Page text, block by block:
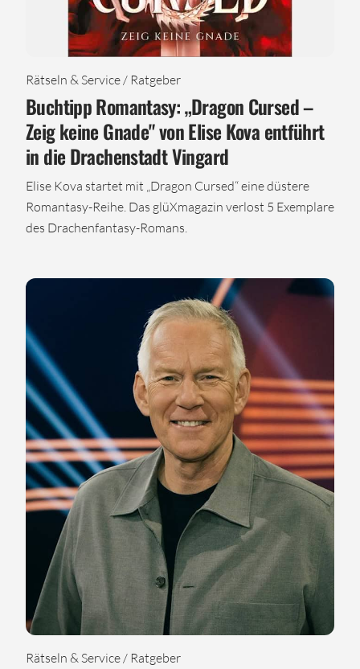
Rätseln & Service / Ratgeber
Buchtipp Romantasy: „Dragon Cursed –
Zeig keine Gnade" von Elise Kova entführt
in die Drachenstadt Vingard
Elise Kova startet mit „Dragon Cursed“ eine düstere
Romantasy-Reihe. Das glüXmagazin verlost 5 Exemplare
des Drachenfantasy-Romans.
Rätseln & Service / Ratgeber